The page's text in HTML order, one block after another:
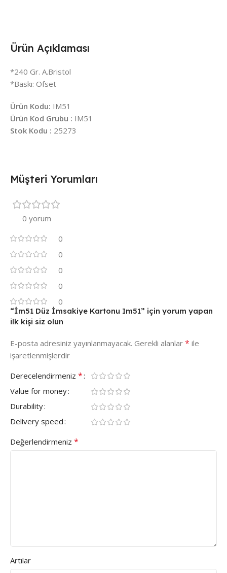
Ürün Açıklaması
*240 Gr. A.Bristol
*Baskı: Ofset
Ürün Kodu: IM51
Ürün Kod Grubu : IM51
Stok Kodu : 25273
Müşteri Yorumları
0 yorum
0
0
0
0
0
“İm51 Düz İmsakiye Kartonu Im51” için yorum yapan
ilk kişi siz olun
E-posta adresiniz yayınlanmayacak. Gerekli alanlar * ile
işaretlenmişlerdir
Derecelendirmeniz *
Value for money
Durability
Delivery speed
Değerlendirmeniz *
Artılar